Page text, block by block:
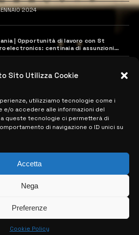
Sito Utilizza Cookie
utilizziamo tecnologie come i
e/o accedere alle informazioni del
queste tecnologie ci permetterà di
di navigazione o ID unici su
Accetta
Nega
Preferenze
Cookie Policy
2024
| Opportunità di lavoro con St
centinaia di assunzioni